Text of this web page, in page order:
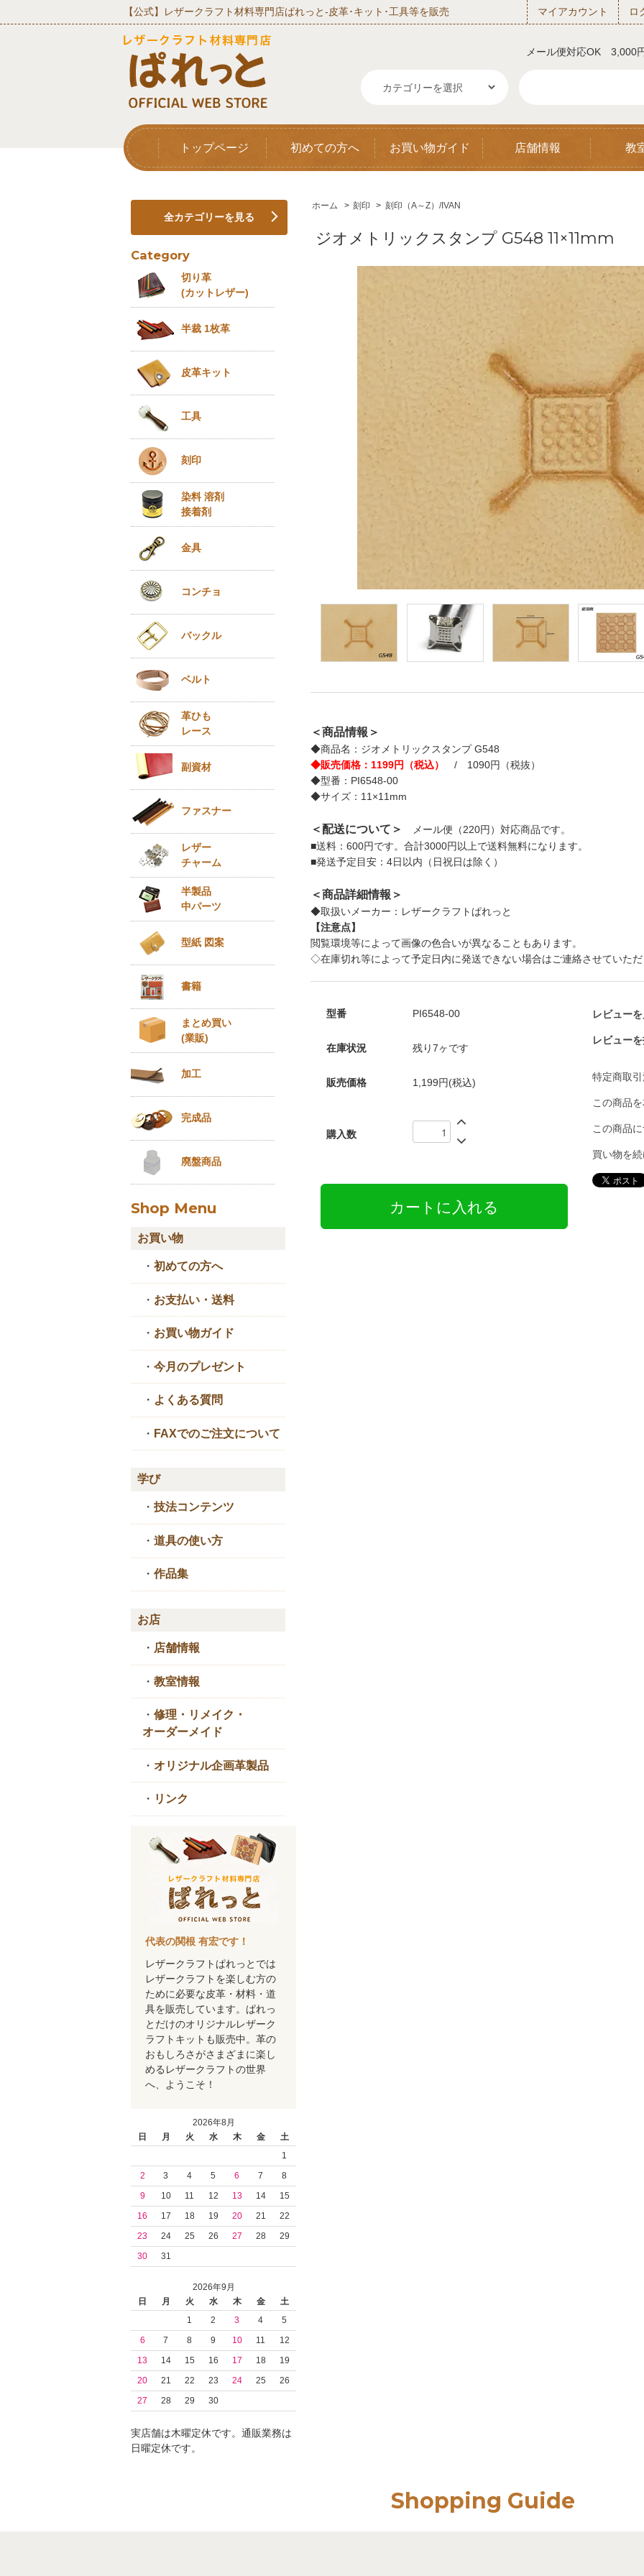
【公式】レザークラフト材料専門店ぱれっと‐皮革･キット･工具等を販売 マイアカウント ロ
メール便対応OK 3,000
トップページ 初めての方へ お買い物ガイド 店舗情報 教
ホーム > 刻印 > 刻印（A～Z）/IVAN
ジオメトリックスタンプ G548 11×11mm
＜商品情報＞
◆商品名：ジオメトリックスタンプ G548
◆販売価格：1199円（税込）
/ 1090円（税抜）
◆型番：PI6548-00
◆サイズ：11×11mm
＜配送について＞
メール便（220円）対応商品です。
■送料：600円です。合計3000円以上で送料無料になります。
■発送予定目安：4日以内（日祝日は除く）
＜商品詳細情報＞
◆取扱いメーカー：レザークラフトぱれっと
【注意点】
閲覧環境等によって画像の色合いが異なることもあります。
◇在庫切れ等によって予定日内に発送できない場合はご連絡させていた
型番 PI6548-00
在庫状況 残り7ヶです
販売価格 1,199円(税込)
購入数
レビュー
レビュー
特定商取
この商品
この商品
買い物を
全カテゴリーを見る
Category
切り革
(カットレザー)
半裁 1枚革
皮革キット
工具
刻印
染料 溶剤
接着剤
金具
コンチョ
バックル
ベルト
革ひも
レース
副資材
ファスナー
レザー
チャーム
半製品
中パーツ
型紙 図案
書籍
まとめ買い
(業販)
加工
完成品
廃盤商品
Shop Menu
お買い物
・ 初めての方へ
・ お支払い・送料
・ お買い物ガイド
・ 今月のプレゼント
・ よくある質問
・ FAXでのご注文について
学び
・ 技法コンテンツ
・ 道具の使い方
・ 作品集
お店
・ 店舗情報
・ 教室情報
・ 修理・リメイク・
オーダーメイド
・ オリジナル企画革製品
・ リンク
代表の関根 有宏です！
レザークラフトぱれっとでは
レザークラフトを楽しむ方の
ために必要な皮革・材料・道
具を販売しています。ぱれっ
とだけのオリジナルレザーク
ラフトキットも販売中。革の
おもしろさがさまざまに楽し
めるレザークラフトの世界
へ、ようこそ！
2026年8月
日
月 火 水 木 金
土
1
2
3 4 5 6 7
8
9
10 11 12 13 14
15
16
17 18 19 20 21
22
23
24 25 26 27 28
29
30
31
2026年9月
日
月 火 水 木 金
土
1
2 3 4
5
6
7 8 9 10 11
12
13
14 15 16 17 18
19
20
21 22 23 24 25
26
27
28 29 30
実店舗は木曜定休です。通販業務は
日曜定休です。
Shopping Guide